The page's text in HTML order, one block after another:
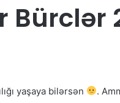
Bürclər
yaşaya bilərsən
.